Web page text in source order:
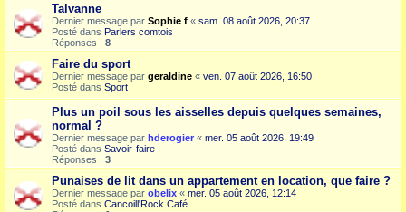
r
Talvanne
Dernier message par Sophie f « sam. 08 août 2026, 20:37
Posté dans Parlers comtois
Réponses : 8
Faire du sport
Dernier message par geraldine « ven. 07 août 2026, 16:50
Posté dans Sport
Plus un poil sous les aisselles depuis quelques semaines,
normal ?
Dernier message par hderogier « mer. 05 août 2026, 19:49
Posté dans Savoir-faire
Réponses : 3
Punaises de lit dans un appartement en location, que faire ?
Dernier message par obelix « mer. 05 août 2026, 12:14
Posté dans Cancoill'Rock Café